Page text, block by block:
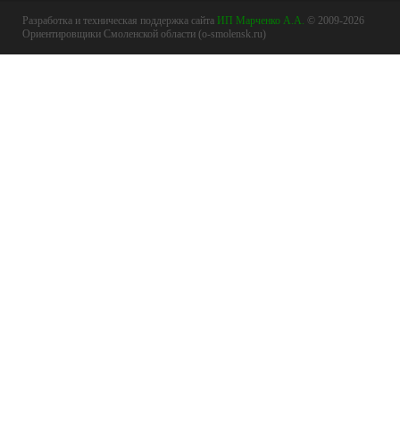
Разработка и техническая поддержка сайта ИП Марченко А.А. © 2009-2026
Ориентировщики Смоленской области (o-smolensk.ru)